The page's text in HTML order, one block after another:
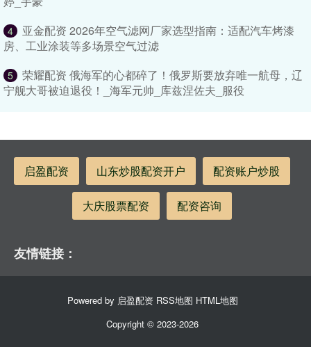
4
亚金配资 2026年空气滤网厂家选型指南：适配汽车烤漆
房、工业涂装等多场景空气过滤
5
荣耀配资 俄海军的心都碎了！俄罗斯要放弃唯一航母，辽
宁舰大哥被迫退役！_海军元帅_库兹涅佐夫_服役
启盈配资 山东炒股配资开户 配资账户炒股
大庆股票配资 配资咨询
友情链接：
Powered by 启盈配资 RSS地图 HTML地图
Copyright © 2023-2026